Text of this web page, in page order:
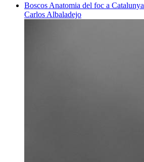
Boscos Anatomia del foc a Catalunya
Carlos Albaladejo